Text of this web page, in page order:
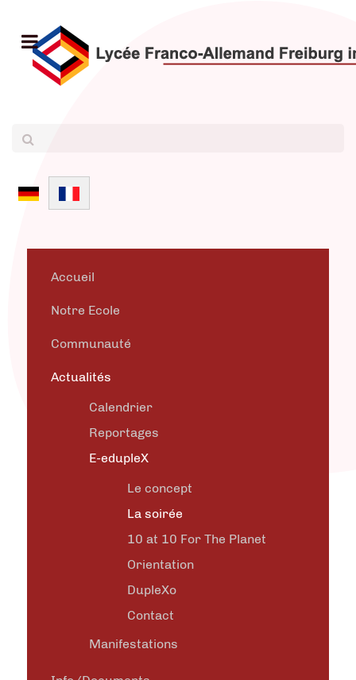
Sélectionnez votre langue
Accueil
Notre Ecole
Communauté
Actualités
Calendrier
Reportages
E-edupleX
Le concept
La soirée
10 at 10 For The Planet
Orientation
DupleXo
Contact
Manifestations